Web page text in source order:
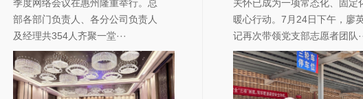
季度网络会议在惠州隆重举行。总
部各部门负责人、各分公司负责人
及经理共354人齐聚一堂···
关怀已成为一项常态化、固定
暖心行动。7月24日下午，廖
记再次带领党支部志愿者团队